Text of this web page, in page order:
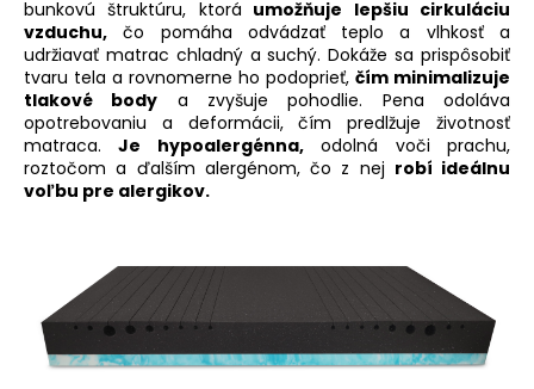
bunkovú štruktúru, ktorá umožňuje lepšiu cirkuláciu
vzduchu, čo pomáha odvádzať teplo a vlhkosť a
udržiavať matrac chladný a suchý. Dokáže sa prispôsobiť
tvaru tela a rovnomerne ho podoprieť, čím minimalizuje
tlakové body a zvyšuje pohodlie. Pena odoláva
opotrebovaniu a deformácii, čím predlžuje životnosť
matraca.Je hypoalergénna,odolná voči prachu,
roztočom a ďalším alergénom, čo z nej robí ideálnu
voľbu pre alergikov.